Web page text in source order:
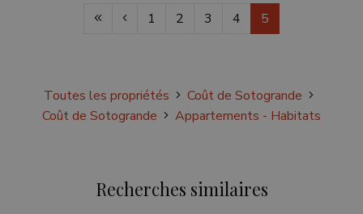
1 2 3 4 5
Toutes les propriétés
Coût de Sotogrande
Coût de Sotogrande
Appartements - Habitats
Recherches similaires